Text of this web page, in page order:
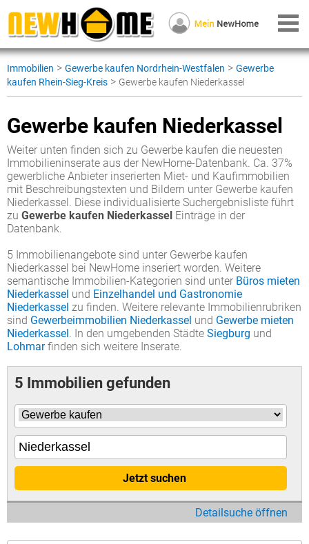
Immobilien > Gewerbe kaufen Nordrhein-Westfalen > Gewerbe
kaufen Rhein-Sieg-Kreis > Gewerbe kaufen Niederkassel
Gewerbe kaufen Niederkassel
Weiter unten finden sich zu Gewerbe kaufen die neuesten
Immobilieninserate aus der NewHome-Datenbank. Ca. 37%
gewerbliche Anbieter inserierten Miet- und Kaufimmobilien
mit Beschreibungstexten und Bildern unter Gewerbe kaufen
Niederkassel. Diese individualisierte Suchergebnisliste führt
zu Gewerbe kaufen Niederkassel Einträge in der
Datenbank.
5 Immobilienangebote sind unter Gewerbe kaufen
Niederkassel bei NewHome inseriert worden. Weitere
semantische Immobilien-Kategorien sind unter Büros mieten
Niederkassel und Einzelhandel und Gastronomie
Niederkassel zu finden. Weitere relevante Immobilienrubriken
sind Gewerbeimmobilien Niederkassel und Gewerbe mieten
Niederkassel. In den umgebenden Städte Siegburg und
Lohmarfinden sich weitere Inserate.
5 Immobilien gefunden
Jetzt suchen
Detailsuche öffnen